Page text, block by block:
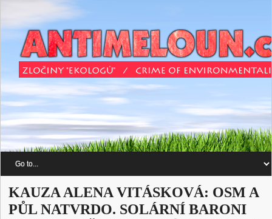
KAUZA ALENA VITÁSKOVÁ: OSM A
PŮL NATVRDO. SOLÁRNÍ BARONI